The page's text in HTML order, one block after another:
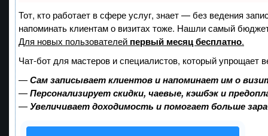
Тот, кто работает в сфере услуг, знает — без ведения
напоминать клиентам о визитах тоже. Нашли самый
Для новых пользователей первый месяц бесплатно.
Чат-бот для мастеров и специалистов, который упрощает
—Сам записывает клиентов и напоминает им о
—Персонализирует скидки, чаевые, кэшбэк и
—Увеличивает доходимость и помогает больше